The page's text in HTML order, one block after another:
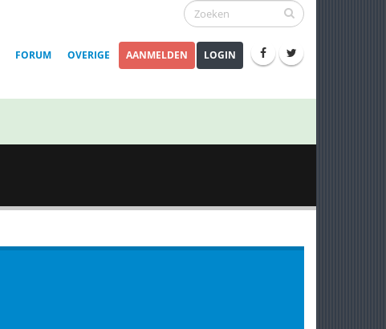
FORUM OVERIGE AANMELDEN LOGIN